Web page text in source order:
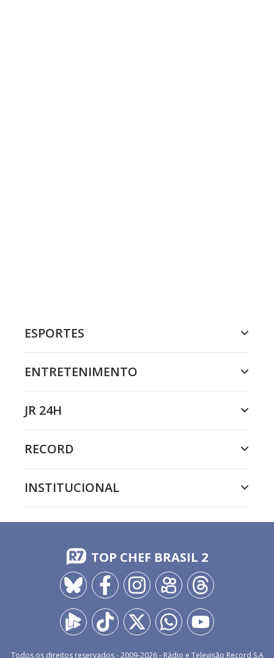
ESPORTES
ENTRETENIMENTO
JR 24H
RECORD
INSTITUCIONAL
TOP CHEF BRASIL 2
Todos os direitos reservados - 2009-2026- Rádio e Televisão Record S.A